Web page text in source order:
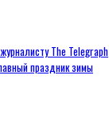
The Telegraph
праздник зимы